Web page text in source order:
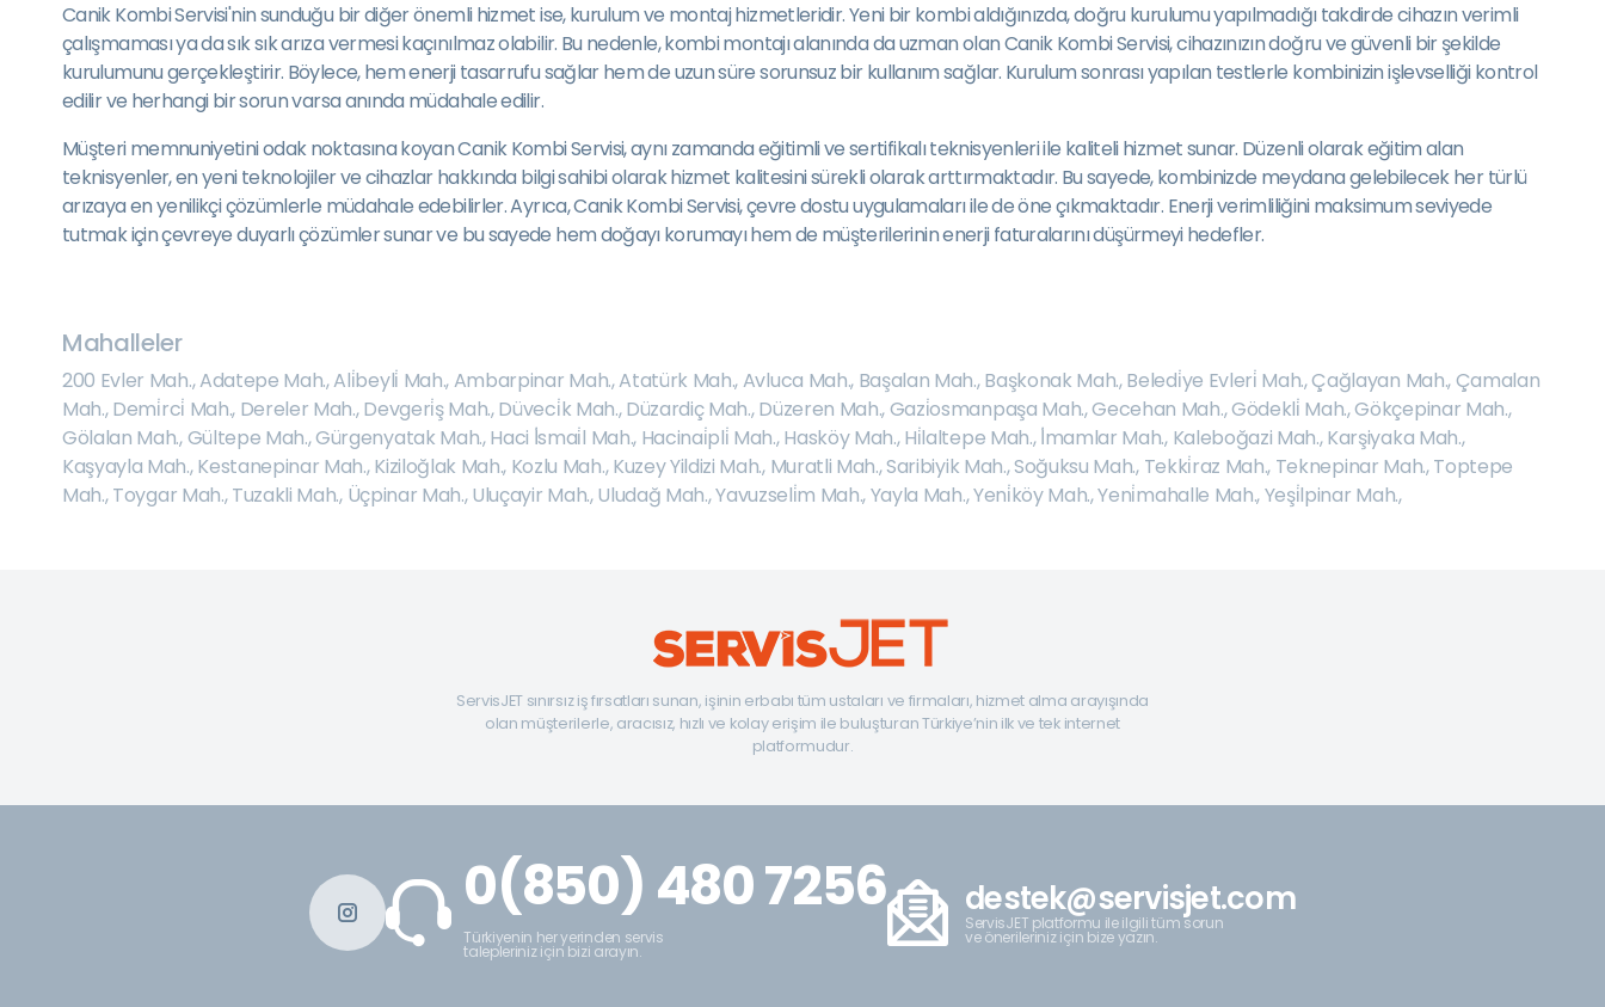
Canik Kombi Servisi'nin sunduğu bir diğer önemli hizmet ise, kurulum ve montaj hizmetleridir. Yeni bir kombi aldığınızda, doğru kurulumu yapılmadığı takdirde cihazın verimli
çalışmaması ya da sık sık arıza vermesi kaçınılmaz olabilir. Bu nedenle, kombi montajı alanında da uzman olan Canik Kombi Servisi, cihazınızın doğru ve güvenli bir şekilde
kurulumunu gerçekleştirir. Böylece, hem enerji tasarrufu sağlar hem de uzun süre sorunsuz bir kullanım sağlar. Kurulum sonrası yapılan testlerle kombinizin işlevselliği kontrol
edilir ve herhangi bir sorun varsa anında müdahale edilir.
Müşteri memnuniyetini odak noktasına koyan Canik Kombi Servisi, aynı zamanda eğitimli ve sertifikalı teknisyenleri ile kaliteli hizmet sunar. Düzenli olarak eğitim alan
teknisyenler, en yeni teknolojiler ve cihazlar hakkında bilgi sahibi olarak hizmet kalitesini sürekli olarak arttırmaktadır. Bu sayede, kombinizde meydana gelebilecek her türlü
arızaya en yenilikçi çözümlerle müdahale edebilirler. Ayrıca, Canik Kombi Servisi, çevre dostu uygulamaları ile de öne çıkmaktadır. Enerji verimliliğini maksimum seviyede
tutmak için çevreye duyarlı çözümler sunar ve bu sayede hem doğayı korumayı hem de müşterilerinin enerji faturalarını düşürmeyi hedefler.
Mahalleler
200 Evler Mah.,Adatepe Mah.,Ali̇beyli̇ Mah.,Ambarpinar Mah.,Atatürk Mah.,Avluca Mah., Başalan Mah.,Başkonak Mah.,Beledi̇ye Evleri̇ Mah.,Çağlayan Mah.,Çamalan
Mah.,Demi̇rci̇ Mah., Dereler Mah.,Devgeri̇ş Mah.,Düveci̇k Mah.,Düzardiç Mah.,Düzeren Mah.,Gazi̇osmanpaşa Mah.,Gecehan Mah.,Gödekli̇ Mah.,Gökçepinar Mah.,
Gölalan Mah.,Gültepe Mah.,Gürgenyatak Mah.,Haci İ̇smai̇l Mah., Hacinai̇pli̇ Mah.,Hasköy Mah.,Hi̇laltepe Mah.,İ̇mamlar Mah., Kaleboğazi Mah.,Karşiyaka Mah.,
Kaşyayla Mah.,Kestanepinar Mah.,Kiziloğlak Mah., Kozlu Mah.,Kuzey Yildizi Mah., Muratli Mah.,Saribiyik Mah.,Soğuksu Mah., Tekki̇raz Mah., Teknepinar Mah.,Toptepe
Mah.,Toygar Mah.,Tuzakli Mah., Üçpinar Mah.,Uluçayir Mah.,Uludağ Mah.,Yavuzseli̇m Mah.,Yayla Mah.,Yeni̇köy Mah.,Yeni̇mahalle Mah.,Yeşi̇lpinar Mah.,
ServisJET sınırsız iş fırsatları sunan, işinin erbabı tüm ustaları ve firmaları, hizmet alma arayışında
olan müşterilerle, aracısız, hızlı ve kolay erişim ile buluşturan Türkiye’nin ilk ve tek internet
platformudur.
0(850) 480 7256
Türkiyenin her yerinden servis
talepleriniz için bizi arayın.
destek@servisjet.com
ServisJET platformu ile ilgili tüm sorun
ve önerileriniz için bize yazın.